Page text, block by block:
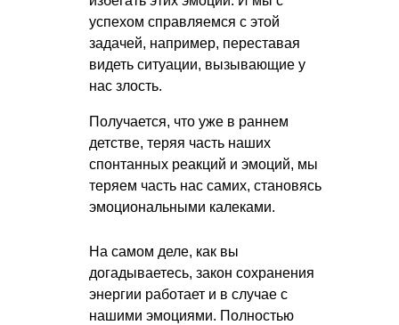
успехом справляемся с этой
задачей, например, переставая
видеть ситуации, вызывающие у
нас злость.
Получается, что уже в раннем
детстве, теряя часть наших
спонтанных реакций и эмоций, мы
теряем часть нас самих, становясь
эмоциональными калеками.
На самом деле, как вы
догадываетесь, закон сохранения
энергии работает и в случае с
нашими эмоциями. Полностью